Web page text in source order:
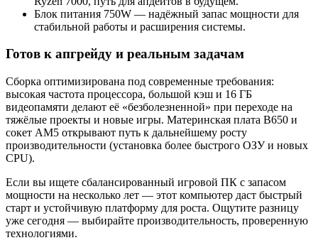
Блок питания 750W — надёжный запас мощности для
стабильной работы и расширения системы.
Готов к апгрейду и реальным задачам
Сборка оптимизирована под современные требования:
высокая частота процессора, большой кэш и 16 ГБ
видеопамяти делают её «безболезненной» при переходе на
тяжёлые проекты и новые игры. Материнская плата B650 и
сокет AM5 открывают путь к дальнейшему росту
производительности (установка более быстрого ОЗУ и новых
CPU).
Если вы ищете сбалансированный игровой ПК с запасом
мощности на несколько лет — этот компьютер даст быстрый
старт и устойчивую платформу для роста. Ощутите разницу
уже сегодня — выбирайте производительность, проверенную
технологиями.